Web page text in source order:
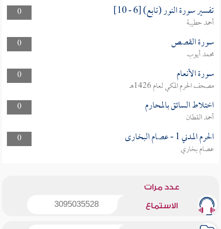
0
تفسير سورة النور (تابع) [6 - 10]
أحمد حطيبة
0
سورة القصص
محمد أيوب
0
سورة الأنعام
مصحف الحرم المكي لعام 1426هـ
0
اختلاط السائق بالمحارم
أحمد القطان
0
الحرم المدني 1 - عصام البخارى
عصام بخاري
عدد مرات
الاستماع 3095035528